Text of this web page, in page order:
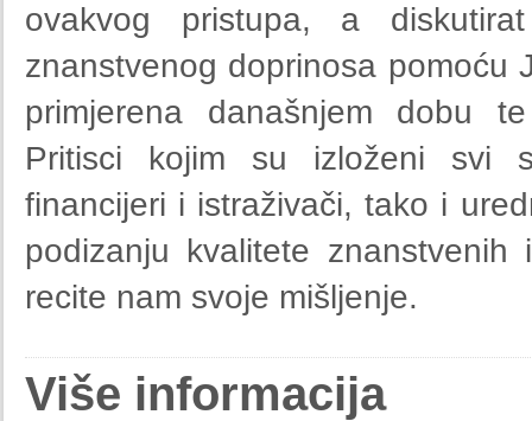
ovakvog pristupa, a
znanstvenog doprinosa pomoću
primjerena današnjem dobu
Pritisci kojim su izloženi svi
financijeri i istraživači, tako i
podizanju kvalitete
recite nam svoje mišljenje.
Više informacija